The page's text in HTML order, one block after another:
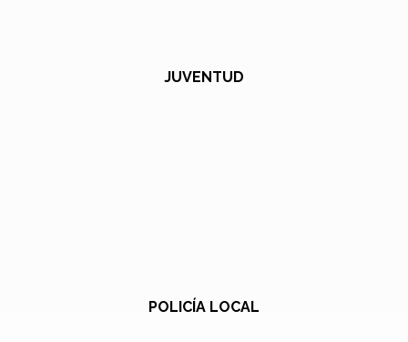
JUVENTUD
POLICÍA LOCAL